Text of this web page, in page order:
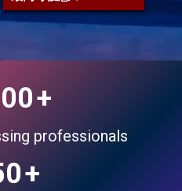
+
professionals
+